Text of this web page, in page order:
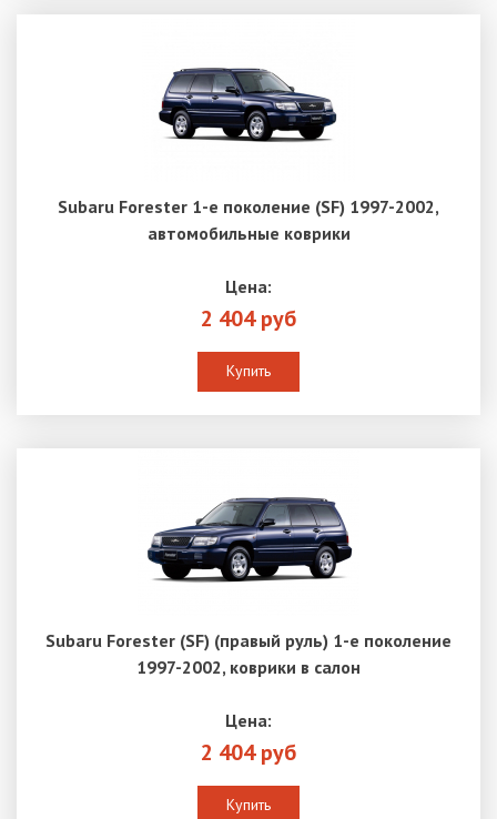
Subaru Forester 1-е поколение (SF) 1997-2002,
автомобильные коврики
Цена:
2 404 руб
Купить
Subaru Forester (SF) (правый руль) 1-е поколение
1997-2002, коврики в салон
Цена:
2 404 руб
Купить